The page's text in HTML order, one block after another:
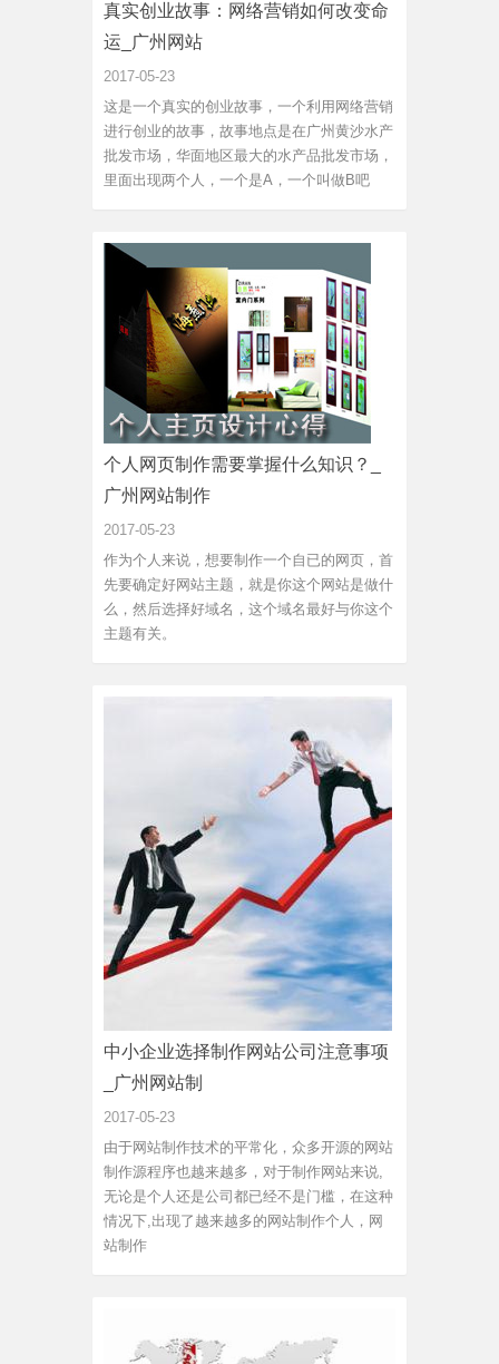
真实创业故事：网络营销如何改变命
运_广州网站
2017-05-23
这是一个真实的创业故事，一个利用网络营销
进行创业的故事，故事地点是在广州黄沙水产
批发市场，华面地区最大的水产品批发市场，
里面出现两个人，一个是A，一个叫做B吧
个人网页制作需要掌握什么知识？_
广州网站制作
2017-05-23
作为个人来说，想要制作一个自已的网页，首
先要确定好网站主题，就是你这个网站是做什
么，然后选择好域名，这个域名最好与你这个
主题有关。
中小企业选择制作网站公司注意事项
_广州网站制
2017-05-23
由于网站制作技术的平常化，众多开源的网站
制作源程序也越来越多，对于制作网站来说,
无论是个人还是公司都已经不是门槛，在这种
情况下,出现了越来越多的网站制作个人，网
站制作